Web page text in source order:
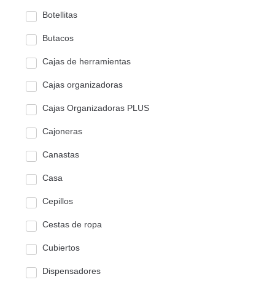
Botellitas
Butacos
Cajas de herramientas
Cajas organizadoras
Cajas Organizadoras PLUS
Cajoneras
Canastas
Casa
Cepillos
Cestas de ropa
Cubiertos
Dispensadores